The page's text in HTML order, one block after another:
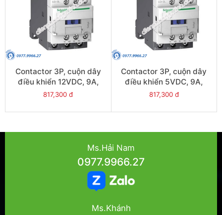
Contactor 3P, cuộn dây
điều khiển 12VDC, 9A,
1N/O, 1N/C - Model
817,300 đ
Contactor 3P, cuộn dây
điều khiển 5VDC, 9A,
1N/O, 1N/C - Model
817,300 đ
Ms.Hải Nam
0977.9966.27
Ms.Khánh